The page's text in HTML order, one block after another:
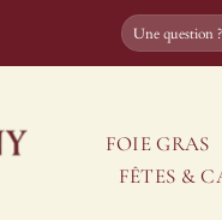
FOIE GRAS
FÊTES &